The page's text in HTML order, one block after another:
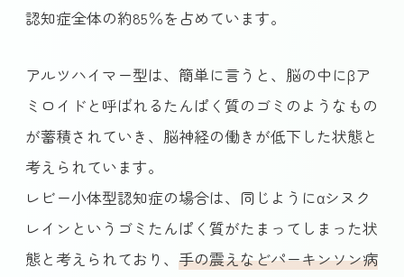
認知症全体の約85％を占めています。
アルツハイマー型は、簡単に言うと、脳の中にβア
ミロイドと呼ばれるたんぱく質のゴミのようなもの
が蓄積されていき、脳神経の働きが低下した状態と
考えられています。
レビー小体型認知症の場合は、同じようにαシヌク
レインというゴミたんぱく質がたまってしまった状
態と考えられており、手の震えなどパーキンソン病